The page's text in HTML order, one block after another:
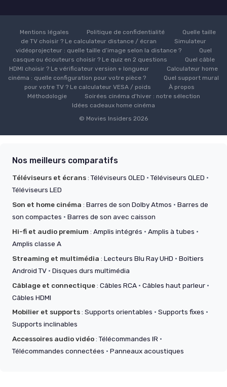
Mentions légales Politique de confidentialité
Quelle taille
de TV choisir ? Le calculateur distance / écran
Simulateur
vidéoprojecteur : quelle taille d’image selon la distance ?
Quel
casque ou écouteurs choisir ? Le quiz en 2 questions
Quel câble
HDMI choisir ? Le vérificateur version + longueur
Calculateur home
cinéma : quelle configuration pour votre pièce ?
Quel support mural
pour votre TV ? Le calculateur VESA / poids
À propos
Méthodologie
Soirées cinéma d'hiver : notre sélection
Idées cadeaux home cinéma
© Movies Insiders 2026
Nos meilleurs comparatifs
Téléviseurs et écrans:Téléviseurs OLED ·Téléviseurs QLED ·
Téléviseurs LED
Son et home cinéma : Barres de son Dolby Atmos · Barres de
son compactes · Barres de son avec caisson
Hi-fi et audio premium: Amplis intégrés · Amplis à tubes ·
Amplis classe A
Streaming et multimédia : Lecteurs Blu Ray UHD · Boîtiers
Android TV · Disques durs multimédia
Câblage et connectique: Câbles RCA · Câbles haut parleur ·
Câbles HDMI
Mobilier et supports: Supports orientables · Supports fixes ·
Supports inclinables
Accessoires audio vidéo:Télécommandes IR ·
Télécommandes connectées · Panneaux acoustiques